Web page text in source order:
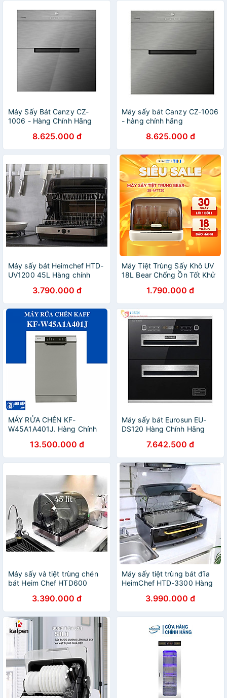
Máy Sấy Bát Canzy CZ-
1006 - Hàng Chính Hãng
8.625.000 đ
Máy sấy bát Canzy CZ-1006
- hàng chính hãng
8.625.000 đ
Máy sấy bát Heimchef HTD-
UV1200 45L Hàng chính
3.790.000 đ
Máy Tiệt Trùng Sấy Khô UV
18L Bear Chống Ồn Tốt Khử
Tốn Điện Lưu Trữ 48H SB-
MTT20 - Hàng Chính Hãng
1.790.000 đ
MÁY RỬA CHÉN KF-
W45A1A401J. Hàng Chính
13.500.000 đ
Máy sấy bát Eurosun EU-
DS120 Hàng Chính Hãng
7.642.500 đ
Máy sấy và tiệt trùng chén
bát Heim Chef HTD600
3.390.000 đ
Máy sấy tiệt trùng bát đĩa
HeimChef HTD-3300 Hàng
3.990.000 đ